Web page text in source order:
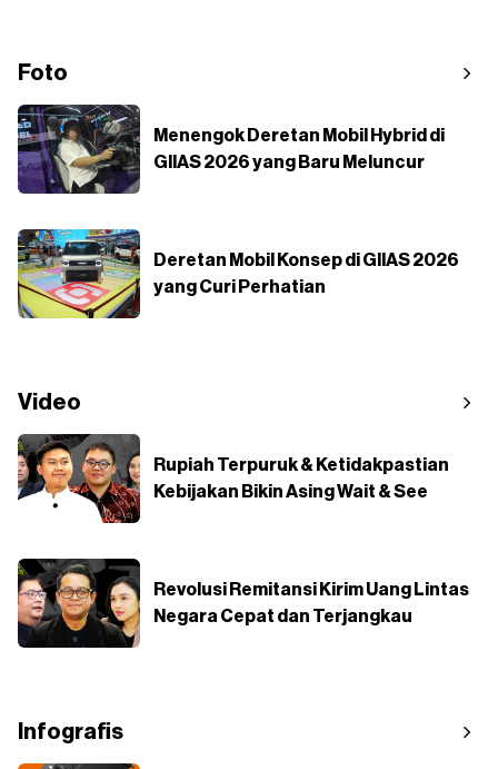
Foto
Menengok Deretan Mobil Hybrid di
GIIAS 2026 yang Baru Meluncur
Deretan Mobil Konsep di GIIAS 2026
yang Curi Perhatian
Video
Rupiah Terpuruk & Ketidakpastian
Kebijakan Bikin Asing Wait & See
Revolusi Remitansi Kirim Uang Lintas
Negara Cepat dan Terjangkau
Infografis